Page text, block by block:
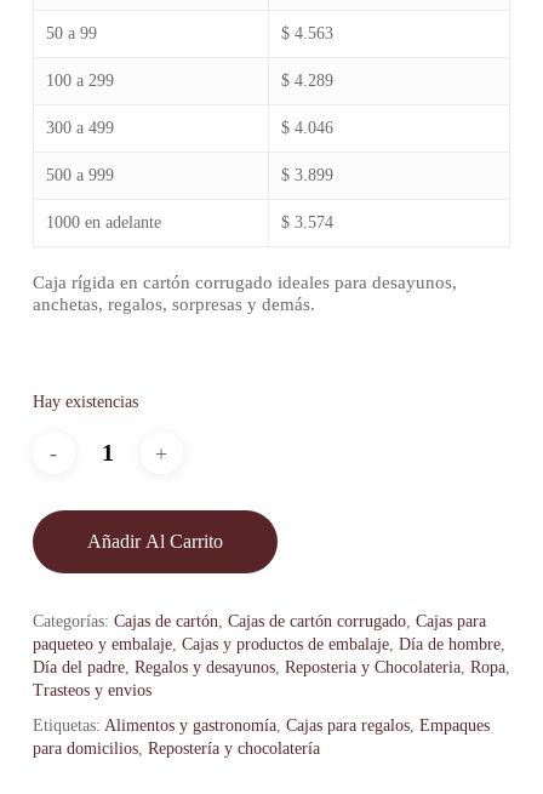
50 a 99 $ 4.563
100 a 299 $ 4.289
300 a 499 $ 4.046
500 a 999 $ 3.899
1000 en adelante $ 3.574
Caja rígida en cartón corrugado ideales para desayunos,
anchetas, regalos, sorpresas y demás.
Hay existencias
Añadir Al Carrito
Categorías: Cajas de cartón, Cajas de cartón corrugado, Cajas para
paqueteo y embalaje, Cajas y productos de embalaje, Día de hombre,
Día del padre, Regalos y desayunos, Reposteria y Chocolateria, Ropa,
Trasteos y envios
Etiquetas: Alimentos y gastronomía, Cajas para regalos, Empaques
para domicilios, Repostería y chocolatería